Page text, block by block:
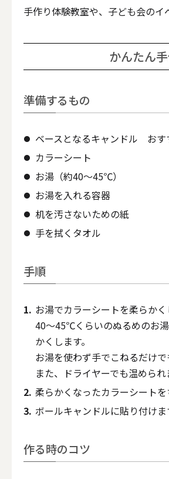
手作り体験教室や、子ども会のイ
かんたん
準備するもの
ベースとなるキャンドル おす
カラーシート
お湯（約40～45℃）
お湯を入れる容器
机を汚さないための紙
手を拭くタオル
手順
お湯でカラーシートを柔らか
40～45℃くらいのぬるめのお
かくします。
お湯を使わず手でこねるだけで
また、ドライヤーでも温めら
柔らかくなったカラーシート
ボールキャンドルに貼り付けま
作る時のコツ